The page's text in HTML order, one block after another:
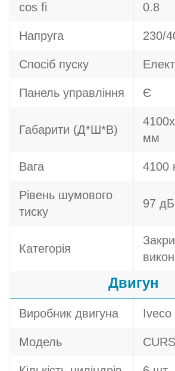
cos fi 0.8
Напруга 230/
Спосіб пуску
Панель управління Є
Габарити (Д*Ш*В)
мм
Вага 4100
Рівень шумового
тиску
97
Категорія
Двигун
Виробник двигуна Iveco
Модель